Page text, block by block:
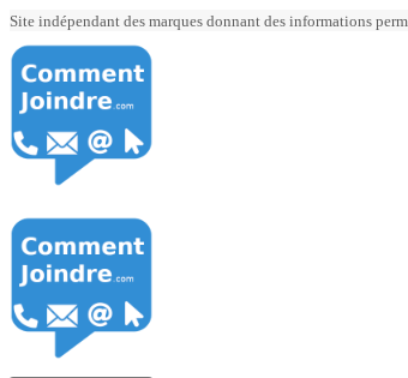
Site indépendant des marques donnant des informations